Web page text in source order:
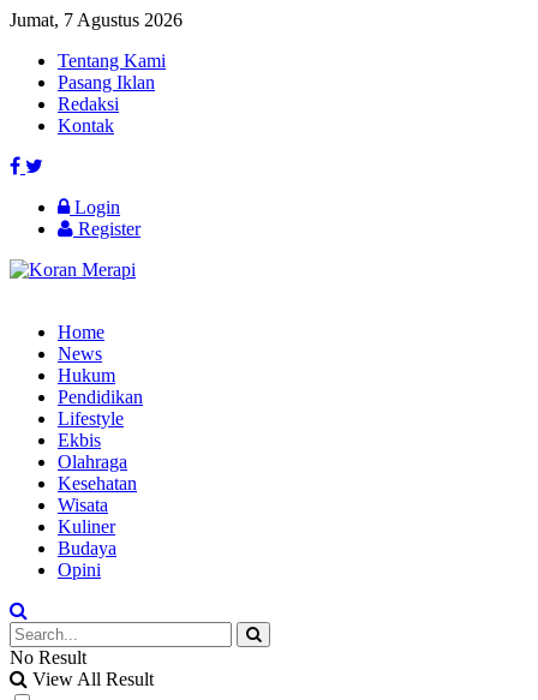
Jumat, 7 Agustus 2026
Tentang Kami
Pasang Iklan
Redaksi
Kontak
Login
Register
Home
News
Hukum
Pendidikan
Lifestyle
Ekbis
Olahraga
Kesehatan
Wisata
Kuliner
Budaya
Opini
No Result
View All Result